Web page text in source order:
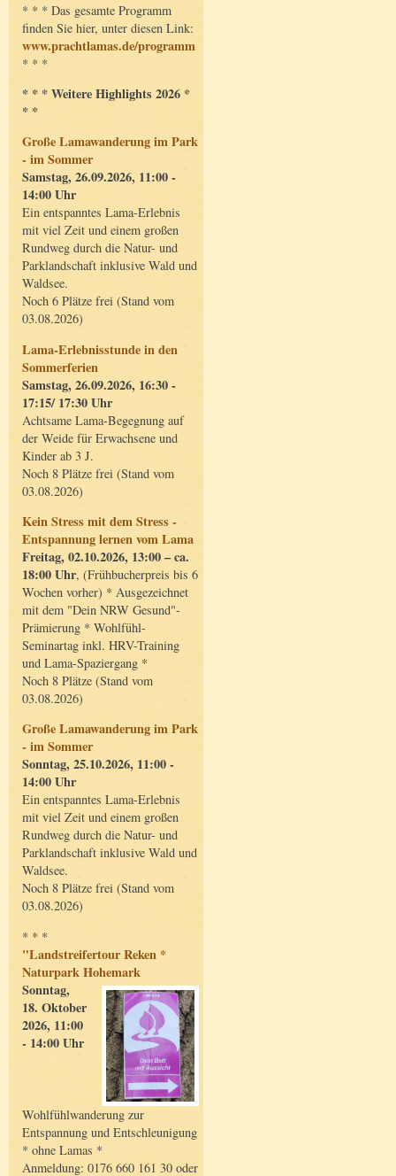
* * * Das gesamte Programm
finden Sie hier, unter diesen Link:
www.prachtlamas.de/programm
* * *
* * * Weitere Highlights 2026 *
* *
Große Lamawanderung im Park
- im Sommer
Samstag, 26.09.2026, 11:00 -
14:00 Uhr
Ein entspanntes Lama-Erlebnis
mit viel Zeit und einem großen
Rundweg durch die Natur- und
Parklandschaft inklusive Wald und
Waldsee.
Noch 6 Plätze frei (Stand vom
03.08.2026)
Lama-Erlebnisstunde in den
Sommerferien
Samstag, 26.09.2026, 16:30 -
17:15/ 17:30 Uhr
Achtsame Lama-Begegnung auf
der Weide für Erwachsene und
Kinder ab 3 J.
Noch 8 Plätze frei (Stand vom
03.08.2026)
Kein Stress mit dem Stress -
Entspannung lernen vom Lama
Freitag, 02.10.2026, 13:00 – ca.
18:00 Uhr, (Frühbucherpreis bis 6
Wochen vorher) * Ausgezeichnet
mit dem "Dein NRW Gesund"-
Prämierung * Wohlfühl-
Seminartag inkl. HRV-Training
und Lama-Spaziergang *
Noch 8 Plätze (Stand vom
03.08.2026)
Große Lamawanderung im Park
- im Sommer
Sonntag, 25.10.2026, 11:00 -
14:00 Uhr
Ein entspanntes Lama-Erlebnis
mit viel Zeit und einem großen
Rundweg durch die Natur- und
Parklandschaft inklusive Wald und
Waldsee.
Noch 8 Plätze frei (Stand vom
03.08.2026)
* * *
"Landstreifertour Reken *
Naturpark Hohemark
Sonntag,
18. Oktober
2026, 11:00
- 14:00 Uhr
Wohlfühlwanderung zur
Entspannung und Entschleunigung
* ohne Lamas *
Anmeldung: 0176 660 161 30 oder